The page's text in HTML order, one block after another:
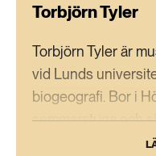
Torbjörn Tyler
Torbjörn Tyler är
vid Lunds
biogeografi. Bor i
sommarstuga och
söder om